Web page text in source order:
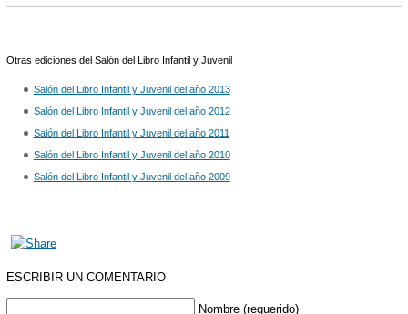
Otras ediciones del Salón del Libro Infantil y Juvenil
Salón del Libro Infantil y Juvenil del año 2013
Salón del Libro Infantil y Juvenil del año 2012
Salón del Libro Infantil y Juvenil del año 2011
Salón del Libro Infantil y Juvenil del año 2010
Salón del Libro Infantil y Juvenil del año 2009
ESCRIBIR UN COMENTARIO
Nombre (requerido)